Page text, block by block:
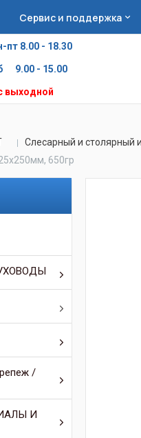
Сервис и поддержка
пт 8.00 - 18.30
9.00 - 15.00
выходной
Слесарный и столярный
650гр
/
И